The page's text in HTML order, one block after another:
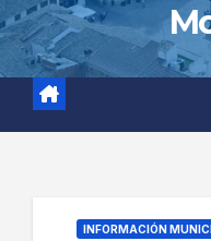
INFORMACIÓN